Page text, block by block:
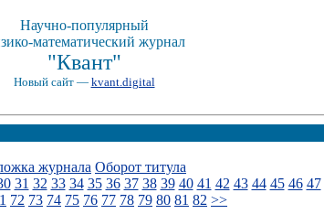
Научно-популярный
математический журнал
"Квант"
Новый сайт — kvant.digital
журнала Оборот титула
31 32 33 34 35 36 37 38 39 40 41 42 43 44 45 46 47
72 73 74 75 76 77 78 79 80 81 82 >>